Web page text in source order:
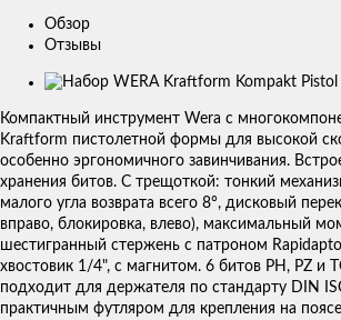
Обзор
Отзывы
Изображения
товаров
Компактный инструмент Wera с
Kraftform пистолетной формы для высокой
особенно эргономичного завинчивания.
хранения битов. С трещоткой: тонкий
малого угла возврата всего 8°, дисковый
вправо, блокировка, влево), максимальный
шестигранный стержень с патроном
хвостовик 1/4", с магнитом. 6 битов PH, PZ и
подходит для держателя по стандарту DIN
практичным футляром для крепления на